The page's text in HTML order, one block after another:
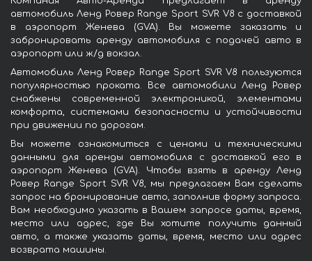
автомобиль Ленд Ровер Range Sport SVR V8 с доставкой
в аэропорт Женева (GVA). Вы можете заказать и
забронировать аренду автомобиля с подачей авто в
аэропорт или ж/д вокзал.
Автомобиль Ленд Ровер Range Sport SVR V8 пользуются
популярностью проката. Все автомобили Ленд Ровер
снабжены современной электроникой, элементами
комфорта, системами безопасности и устойчивости
при движении по дорогам.
Вы можете ознакомиться с ценами и техническими
данными для аренды автомобиля с доставкой его в
аэропорт Женева (GVA). Чтобы взять в аренду Ленд
Ровер Range Sport SVR V8, мы предлагаем Вам сделать
запрос на бронирование авто, заполнив форму запроса.
Вам необходимо указать в Вашем запросе даты, время,
место или адрес, где Вы хотите получить данный
авто, а также указать даты, время, место или адрес
возврата машины.